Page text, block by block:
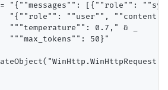
"{""messages"": [{""role"":
"{""role"": ""user"",
"""temperature"": 0.7," & _
"""max_tokens"": 50}"